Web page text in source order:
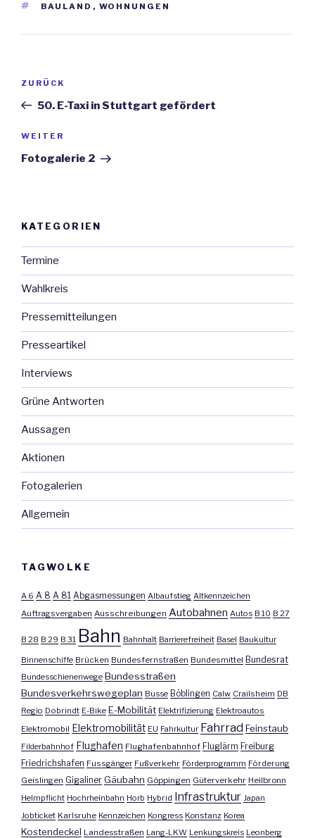
SCHLAGWÖRTER
BAULAND , WOHNUNGEN
Beitrags-
Vorheriger
Beitrag
ZURÜCK
50. E-Taxi in Stuttgart gefördert
Nächster
Beitrag
WEITER
Fotogalerie 2
KATEGORIEN
Termine
Wahlkreis
Pressemitteilungen
Presseartikel
Interviews
Grüne Antworten
Aussagen
Aktionen
Fotogalerien
Allgemein
TAGWOLKE
A 6 A 8 A 81 Abgasmessungen Albaufstieg Altkennzeichen
Auftragsvergaben Ausschreibungen Autobahnen Autos B 10 B 27
B 28 B 29 B 31 Bahn Bahnhalt Barrierefreiheit Basel Baukultur
Binnenschiffe Brücken Bundesfernstraßen Bundesmittel Bundesrat
Bundesschienenwege Bundesstraßen
Bundesverkehrswegeplan Busse Böblingen Calw Crailsheim DB
Regio Dobrindt E-Bike E-Mobilität Elektrifizierung Elektroautos
Elektromobil Elektromobilität EU Fahrkultur FahrradFeinstaub
Filderbahnhof Flughafen Flughafenbahnhof Fluglärm Freiburg
Friedrichshafen Fussgänger Fußverkehr Förderprogramm Förderung
Geislingen Gigaliner Gäubahn Göppingen Güterverkehr Heilbronn
Helmpflicht Hochrheinbahn Horb Hybrid Infrastruktur Japan
Jobticket Karlsruhe Kennzeichen Kongress Konstanz Korea
Kostendeckel Landesstraßen Lang-LKW Lenkungskreis Leonberg